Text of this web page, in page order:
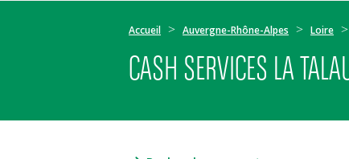
Accueil Auvergne-Rhône-Alpes Loire
CASH SERVICES LA